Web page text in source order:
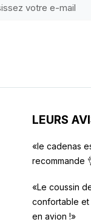
LEURS
«le cadenas
recommande
«Le coussin
confortable et
en avion !»